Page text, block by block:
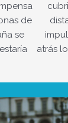
de
se
atrás